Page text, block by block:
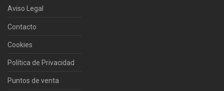
Aviso Legal
Contacto
Cookies
Política de Privacidad
Puntos de venta